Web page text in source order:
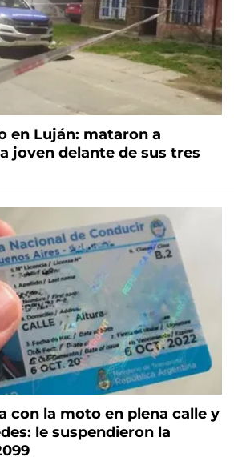
en Luján: mataron a
joven delante de sus tres
con la moto en plena calle y
le suspendieron la